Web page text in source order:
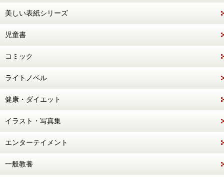
美しい表紙シリーズ
児童書
コミック
ライトノベル
健康・ダイエット
イラスト・写真集
エンターテイメント
一般教養